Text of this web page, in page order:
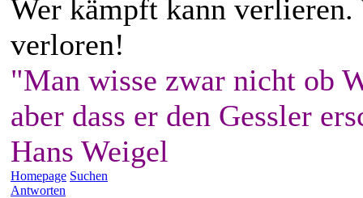
Wer kämpft kann
verloren!
"Man wisse zwar nicht ob
aber dass er den Gessler
Hans Weigel
Homepage Suchen
Antworten